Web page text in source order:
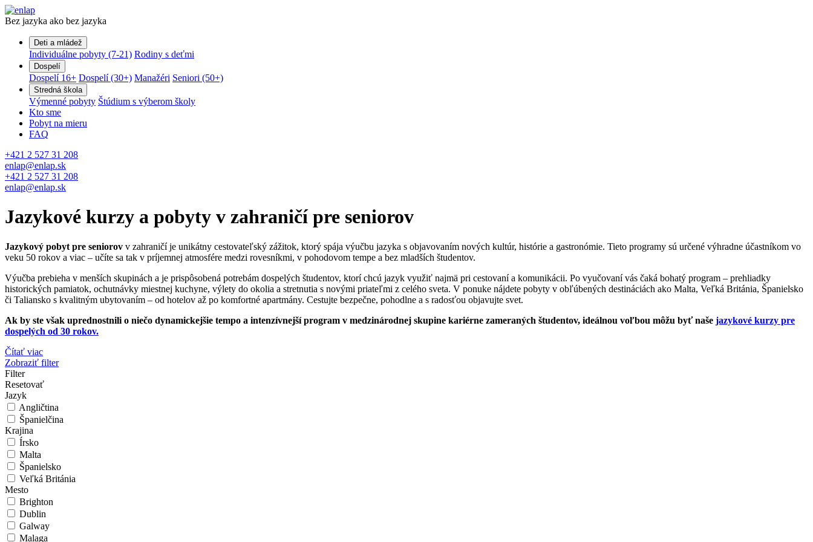
Bez jazyka ako bez jazyka
Deti a mládež
Individuálne pobyty (7-21) Rodiny s deťmi
Dospelí
Dospelí 16+ Dospelí (30+) Manažéri Seniori (50+)
Stredná škola
Výmenné pobyty Štúdium s výberom školy
Kto sme
Pobyt na mieru
FAQ
+421 2 527 31 208
enlap@enlap.sk
+421 2 527 31 208
enlap@enlap.sk
Jazykové kurzy a pobyty v zahraničí pre seniorov
Jazykový pobyt pre seniorov v zahraničí je unikátny cestovateľský zážitok, ktorý spája výučbu jazyka s objavovaním nových kultúr, histórie a gastronómie. Tieto programy sú určené výhradne účastníkom vo
veku 50 rokov a viac – učíte sa tak v príjemnej atmosfére medzi rovesníkmi, v pohodovom tempe a bez mladších študentov.
Výučba prebieha v menších skupinách a je prispôsobená potrebám dospelých študentov, ktorí chcú jazyk využiť najmä pri cestovaní a komunikácii. Po vyučovaní vás čaká bohatý program – prehliadky
historických pamiatok, ochutnávky miestnej kuchyne, výlety do okolia a stretnutia s novými priateľmi z celého sveta. V ponuke nájdete pobyty v obľúbených destináciách ako Malta, Veľká Británia, Španielsko
či Taliansko s kvalitným ubytovaním – od hotelov až po komfortné apartmány. Cestujte bezpečne, pohodlne a s radosťou objavujte svet.
Ak by ste však uprednostnili o niečo dynamickejšie tempo a intenzívnejší program v medzinárodnej skupine kariérne zameraných študentov, ideálnou voľbou môžu byť naše jazykové kurzy pre
dospelých od 30 rokov.
Čítať viac
Zobraziť filter
Filter
Resetovať
Jazyk
Angličtina
Španielčina
Krajina
Írsko
Malta
Španielsko
Veľká Británia
Mesto
Brighton
Dublin
Galway
Malaga